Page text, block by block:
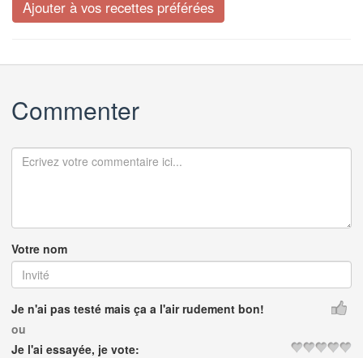
Commenter
Votre nom
Je n'ai pas testé mais ça a l'air rudement bon!
ou
Je l'ai essayée, je vote: